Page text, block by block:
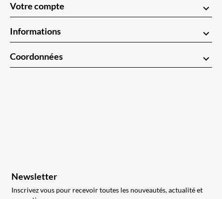
Votre compte keyboard_arrow_down
Informations keyboard_arrow_down
Coordonnées keyboard_arrow_down
Newsletter
Inscrivez vous pour recevoir toutes les nouveautés, actualité et